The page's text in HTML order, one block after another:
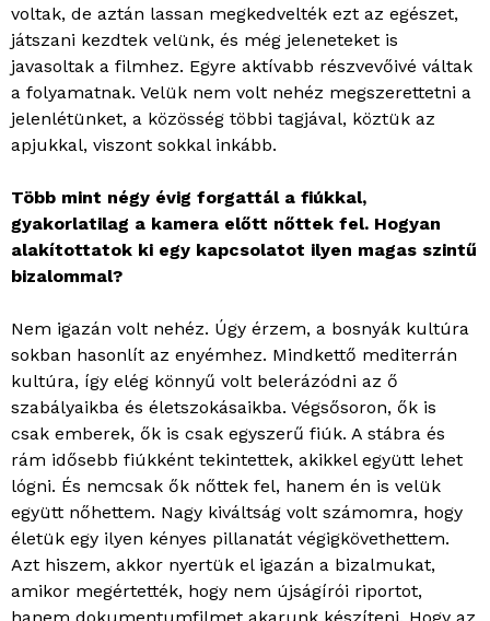
voltak, de aztán lassan megkedvelték ezt az egészet,
játszani kezdtek velünk, és még jeleneteket is
javasoltak a filmhez. Egyre aktívabb részvevőivé váltak
a folyamatnak. Velük nem volt nehéz megszerettetni a
jelenlétünket, a közösség többi tagjával, köztük az
apjukkal, viszont sokkal inkább.
Több mint négy évig forgattál a fiúkkal,
gyakorlatilag a kamera előtt nőttek fel. Hogyan
alakítottatok ki egy kapcsolatot ilyen magas szintű
bizalommal?
Nem igazán volt nehéz. Úgy érzem, a bosnyák kultúra
sokban hasonlít az enyémhez. Mindkettő mediterrán
kultúra, így elég könnyű volt belerázódni az ő
szabályaikba és életszokásaikba. Végsősoron, ők is
csak emberek, ők is csak egyszerű fiúk. A stábra és
rám idősebb fiúkként tekintettek, akikkel együtt lehet
lógni. És nemcsak ők nőttek fel, hanem én is velük
együtt nőhettem. Nagy kiváltság volt számomra, hogy
életük egy ilyen kényes pillanatát végigkövethettem.
Azt hiszem, akkor nyertük el igazán a bizalmukat,
amikor megértették, hogy nem újságírói riportot,